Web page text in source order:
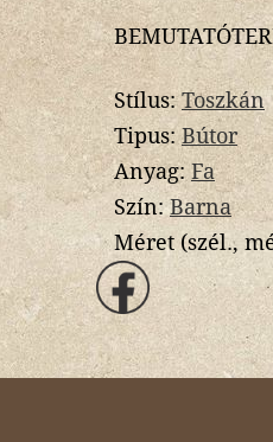
Stílus:Toszkán
Tipus:Bútor
Anyag:Fa
Szín:Barna
Méret (szél.,